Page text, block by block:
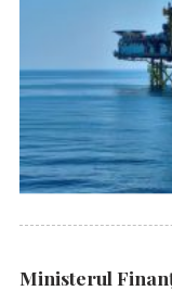
Ministerul